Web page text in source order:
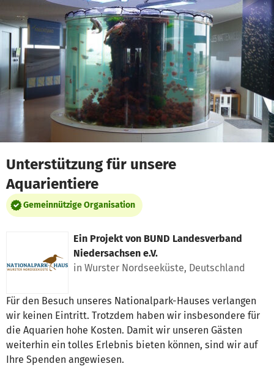
Zum Hauptinhalt springen
Erklärung zur Barrierefreiheit anzeigen
Unterstützung für unsere
Aquarientiere
Gemeinnützige Organisation
Ein Projekt von BUND Landesverband
Niedersachsen e.V.
in Wurster Nordseeküste, Deutschland
Für den Besuch unseres Nationalpark-Hauses verlangen
wir keinen Eintritt. Trotzdem haben wir insbesondere für
die Aquarien hohe Kosten. Damit wir unseren Gästen
weiterhin ein tolles Erlebnis bieten können, sind wir auf
Ihre Spenden angewiesen.